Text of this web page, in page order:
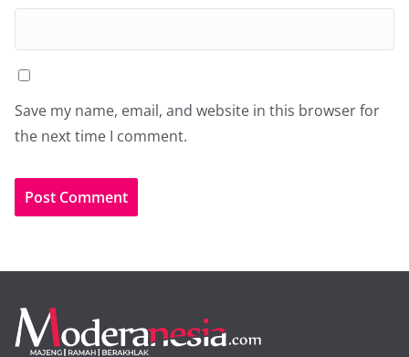
Save my name, email, and website in this browser for
the next time I comment.